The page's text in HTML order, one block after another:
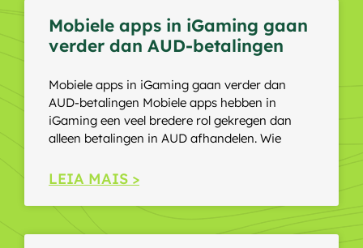
Mobiele apps in iGaming gaan
verder dan AUD-betalingen
Mobiele apps in iGaming gaan verder dan
AUD-betalingen Mobiele apps hebben in
iGaming een veel bredere rol gekregen dan
alleen betalingen in AUD afhandelen. Wie
LEIA MAIS >